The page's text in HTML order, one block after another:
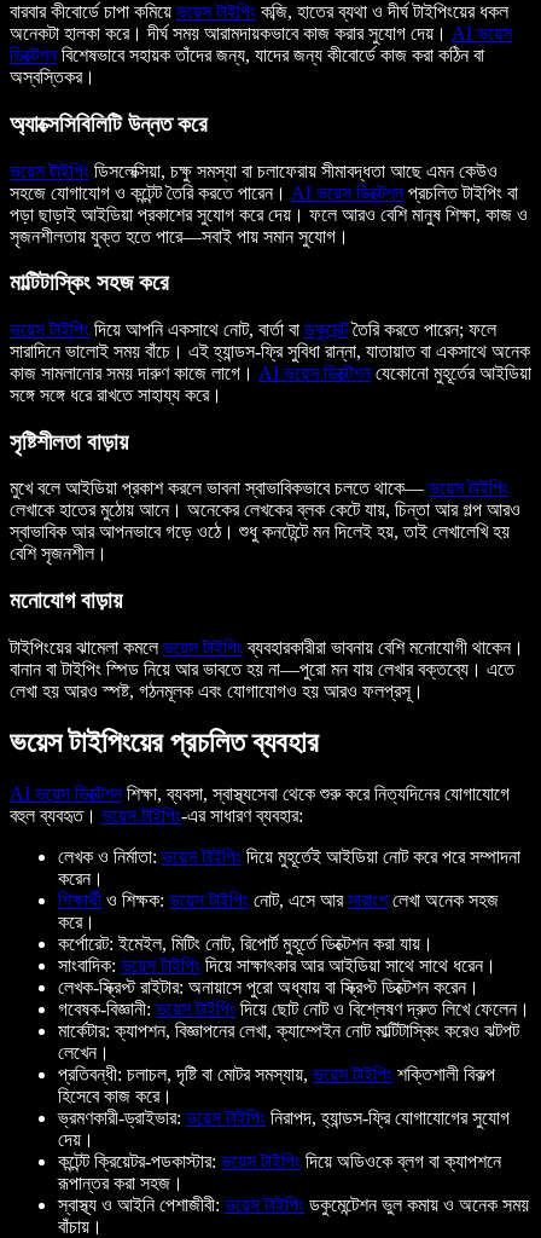
বারবার কীবোর্ডে চাপা কমিয়ে ভয়েস টাইপিং কব্জি, হাতের ব্যথা ও দীর্ঘ টাইপিংয়ের ধকল
অনেকটা হালকা করে। দীর্ঘ সময় আরামদায়কভাবে কাজ করার সুযোগ দেয়। AI ভয়েস
ডিক্টেশনবিশেষভাবে সহায়ক তাঁদের জন্য, যাদের জন্য কীবোর্ডে কাজ করা কঠিন বা
অস্বস্তিকর।
অ্যাক্সেসিবিলিটি উন্নত করে
ভয়েস টাইপিং ডিসলেক্সিয়া, চক্ষু সমস্যা বা চলাফেরায় সীমাবদ্ধতা আছে এমন কেউও
সহজে যোগাযোগ ও কন্টেন্ট তৈরি করতে পারেন। AI ভয়েস ডিক্টেশনপ্রচলিত টাইপিং বা
পড়া ছাড়াই আইডিয়া প্রকাশের সুযোগ করে দেয়। ফলে আরও বেশি মানুষ শিক্ষা, কাজ ও
সৃজনশীলতায় যুক্ত হতে পারে—সবাই পায় সমান সুযোগ।
মাল্টিটাস্কিং সহজ করে
ভয়েস টাইপিং দিয়ে আপনি একসাথে নোট, বার্তা বা ডকুমেন্টতৈরি করতে পারেন; ফলে
সারাদিনে ভালোই সময় বাঁচে। এই হ্যান্ডস-ফ্রি সুবিধা রান্না, যাতায়াত বা একসাথে অনেক
কাজ সামলানোর সময় দারুণ কাজে লাগে। AI ভয়েস ডিক্টেশনযেকোনো মুহূর্তের আইডিয়া
সঙ্গে সঙ্গে ধরে রাখতে সাহায্য করে।
সৃষ্টিশীলতা বাড়ায়
মুখে বলে আইডিয়া প্রকাশ করলে ভাবনা স্বাভাবিকভাবে চলতে থাকে— ভয়েস টাইপিং
লেখাকে হাতের মুঠোয় আনে। অনেকের লেখকের ব্লক কেটে যায়, চিন্তা আর গল্প আরও
স্বাভাবিক আর আপনভাবে গড়ে ওঠে। শুধু কনটেন্টে মন দিলেই হয়, তাই লেখালেখি হয়
বেশি সৃজনশীল।
মনোযোগ বাড়ায়
টাইপিংয়ের ঝামেলা কমলেভয়েস টাইপিংব্যবহারকারীরা ভাবনায় বেশি মনোযোগী থাকেন।
বানান বা টাইপিং স্পিড নিয়ে আর ভাবতে হয় না—পুরো মন যায় লেখার বক্তব্যে। এতে
লেখা হয় আরও স্পষ্ট, গঠনমূলক এবং যোগাযোগও হয় আরও ফলপ্রসূ।
ভয়েস টাইপিংয়ের প্রচলিত ব্যবহার
AI ভয়েস ডিক্টেশনশিক্ষা, ব্যবসা, স্বাস্থ্যসেবা থেকে শুরু করে নিত্যদিনের যোগাযোগে
বহুল ব্যবহৃত। ভয়েস টাইপিং-এর সাধারণ ব্যবহার:
লেখক ও নির্মাতা: ভয়েস টাইপিং দিয়ে মুহূর্তেই আইডিয়া নোট করে পরে সম্পাদনা
করেন।
শিক্ষার্থী ও শিক্ষক: ভয়েস টাইপিং নোট, এসে আরসারাংশলেখা অনেক সহজ
করে।
কর্পোরেট: ইমেইল, মিটিং নোট, রিপোর্ট মুহূর্তে ডিক্টেশন করা যায়।
সাংবাদিক: ভয়েস টাইপিং দিয়ে সাক্ষাৎকার আর আইডিয়া সাথে সাথে ধরেন।
লেখক-স্ক্রিপ্ট রাইটার: অনায়াসে পুরো অধ্যায় বা স্ক্রিপ্ট ডিক্টেশন করেন।
গবেষক-বিজ্ঞানী: ভয়েস টাইপিং দিয়ে ছোট নোট ও বিশ্লেষণ দ্রুত লিখে ফেলেন।
মার্কেটার: ক্যাপশন, বিজ্ঞাপনের লেখা, ক্যাম্পেইন নোট মাল্টিটাস্কিং করেও ঝটপট
লেখেন।
প্রতিবন্ধী: চলাচল, দৃষ্টি বা মোটর সমস্যায়, ভয়েস টাইপিং শক্তিশালী বিকল্প
হিসেবে কাজ করে।
ভ্রমণকারী-ড্রাইভার: ভয়েস টাইপিং নিরাপদ, হ্যান্ডস-ফ্রি যোগাযোগের সুযোগ
দেয়।
কন্টেন্ট ক্রিয়েটর-পডকাস্টার: ভয়েস টাইপিং দিয়ে অডিওকে ব্লগ বা ক্যাপশনে
রূপান্তর করা সহজ।
স্বাস্থ্য ও আইনি পেশাজীবী: ভয়েস টাইপিং ডকুমেন্টেশন ভুল কমায় ও অনেক সময়
বাঁচায়।